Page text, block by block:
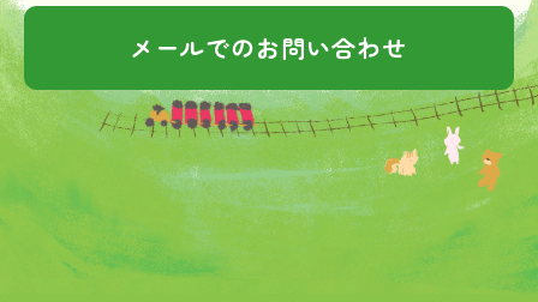
メールでのお問い合わせ